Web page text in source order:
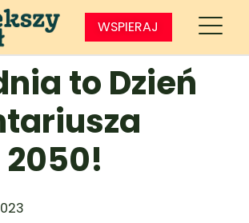
WSPIERAJ
to Dzień